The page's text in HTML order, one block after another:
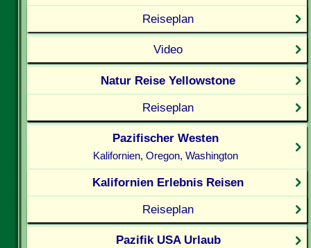
Reiseplan
Video
Natur Reise Yellowstone
Reiseplan
Pazifischer Westen
Kalifornien, Oregon, Washington
Kalifornien Erlebnis Reisen
Reiseplan
Pazifik USA Urlaub